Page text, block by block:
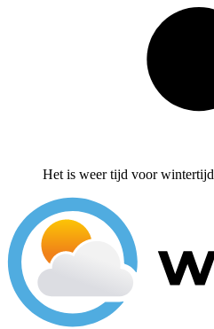
Het is weer tijd voor wintertijd